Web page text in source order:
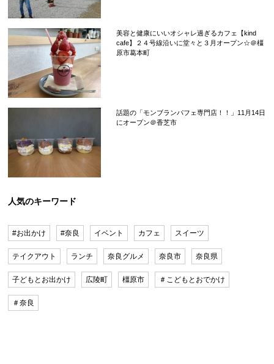
美容と健康にいいオシャレ過ぎるカフェ【kind
cafe】２４号線沿いに堂々と３月オープン☆＠橿
原市葛本町
話題の「モンブランパフェ専門店！！」11月14日
にオープン＠香芝市
人気のキーワード
#お出かけ #奈良 イベント カフェ スイーツ
テイクアウト ランチ 奈良グルメ 奈良市 奈良県
子どもとお出かけ 広陵町 橿原市 ＃こどもとおでかけ
＃奈良